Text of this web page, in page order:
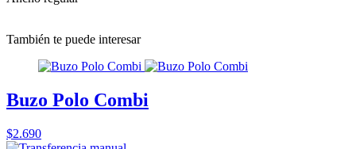
También te puede interesar
Buzo Polo Combi
$2.690